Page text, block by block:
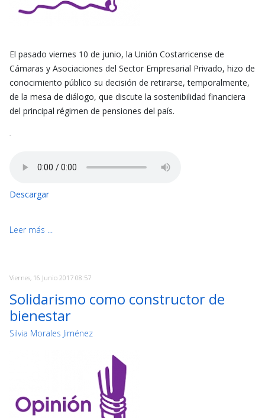
El pasado viernes 10 de junio, la Unión Costarricense de
Cámaras y Asociaciones del Sector Empresarial Privado, hizo de
conocimiento público su decisión de retirarse, temporalmente,
de la mesa de diálogo, que discute la sostenibilidad financiera
del principal régimen de pensiones del país.
-
Descargar
Leer más ...
Viernes, 16 Junio 2017 08:57
Solidarismo como constructor de
bienestar
Silvia Morales Jiménez